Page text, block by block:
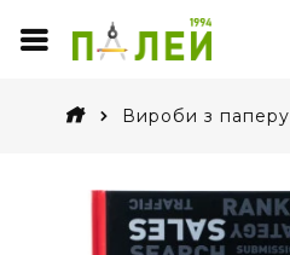
Вироби з паперу